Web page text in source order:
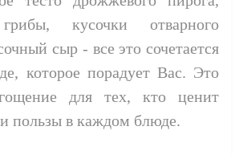
кусочки отварного
сыр - все это сочетается
которое порадует Вас. Это
для тех, кто ценит
и пользы в каждом блюде.